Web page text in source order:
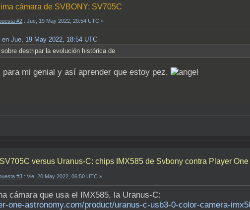
cámara de SVBONY: SV705C
#2 : Jue, 19 May 2022, 20:54 UTC »
Jue, 19 May 2022, 18:54 UTC
destripar la evolución histórica de
para mi genial y así aprender que estoy pez.
versus Uranus-C: chips IMX585 de Svbony contra Player One
#3 : Vie, 20 May 2022, 06:50 UTC »
cámara que usa el IMX585, la Uranus-C:
one-astronomy.com/product/uranus-c-usb3-0-color-camera-